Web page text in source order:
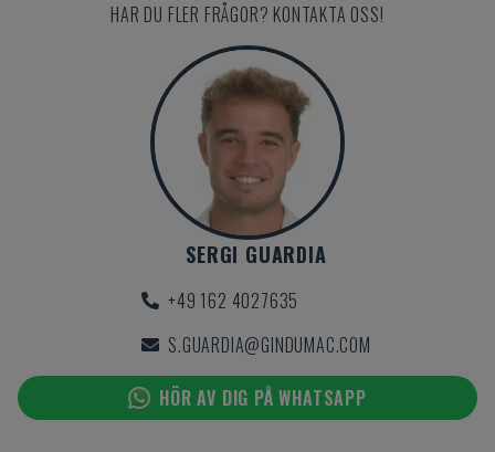
HAR DU FLER FRÅGOR? KONTAKTA OSS!
SERGI GUARDIA
+49 162 4027635
S.GUARDIA@GINDUMAC.COM
HÖR AV DIG PÅ WHATSAPP